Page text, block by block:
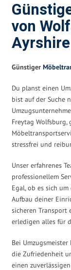
von
Ayrshire
Günstiger
Du planst einen
bist auf der Suche
Freytag
stressfrei und
Unser erfahrenes
professionellem
Egal, ob es sich
Aufbau deiner
sicheren Transport
erledigen alles für
Bei
die Zufriedenheit
einen